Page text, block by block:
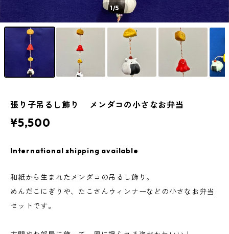
1/5
張り子吊るし飾り メンダコの小さなお弁当
¥5,500
International shipping available
和紙から生まれたメンダコの吊るし飾り。
めんだこにぎりや、たこさんウィンナーなどの小さなお弁当
セットです。